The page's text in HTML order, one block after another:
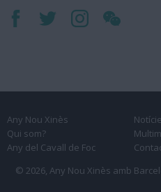
Any Nou Xinès
Qui som?
Any del Cavall de Foc
© 2026, Any Nou Xinès amb